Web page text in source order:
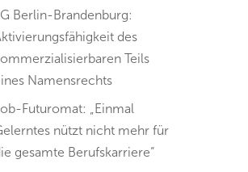
Berlin-Brandenburg:
des
Teils
Namensrechts
Futuromat: „Einmal
nützt nicht mehr für
gesamte Berufskarriere“